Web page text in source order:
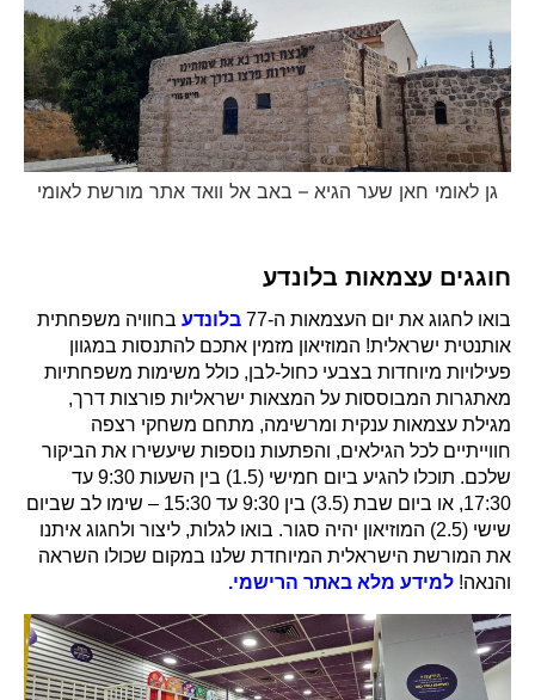
גן לאומי חאן שער הגיא – באב אל וואד אתר מורשת לאומי
חוגגים עצמאות בלונדע
בואו לחגוג את יום העצמאות ה-77 בלונדע בחוויה משפחתית
אותנטית ישראלית! המוזיאון מזמין אתכם להתנסות במגוון
פעילויות מיוחדות בצבעי כחול-לבן, כולל משימות משפחתיות
מאתגרות המבוססות על המצאות ישראליות פורצות דרך,
מגילת עצמאות ענקית ומרשימה, מתחם משחקי רצפה
חווייתיים לכל הגילאים, והפתעות נוספות שיעשירו את הביקור
שלכם. תוכלו להגיע ביום חמישי (1.5) בין השעות 9:30 עד
17:30, או ביום שבת (3.5) בין 9:30 עד 15:30 – שימו לב שביום
שישי (2.5) המוזיאון יהיה סגור. בואו לגלות, ליצור ולחגוג איתנו
את המורשת הישראלית המיוחדת שלנו במקום שכולו השראה
והנאה! למידע מלא באתר הרישמי.